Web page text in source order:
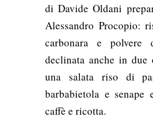
di Davide Oldani
Alessandro Procopio:
carbonara e polvere
declinata anche in
una salata riso di
barbabietola e senape
caffè e ricotta.